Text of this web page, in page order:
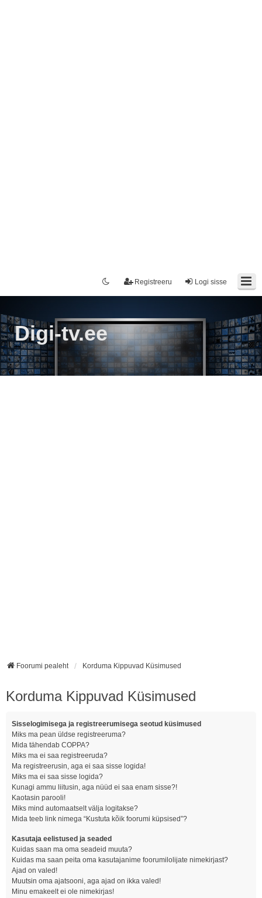
Logi sisse
Registreeru
Digi-tv.ee
Foorumi pealeht Korduma Kippuvad Küsimused
Korduma Kippuvad Küsimused
Sisselogimisega ja registreerumisega seotud küsimused
Miks ma pean üldse registreeruma?
Mida tähendab COPPA?
Miks ma ei saa registreeruda?
Ma registreerusin, aga ei saa sisse logida!
Miks ma ei saa sisse logida?
Kunagi ammu liitusin, aga nüüd ei saa enam sisse?!
Kaotasin parooli!
Miks mind automaatselt välja logitakse?
Mida teeb link nimega “Kustuta kõik foorumi küpsised”?
Kasutaja eelistused ja seaded
Kuidas saan ma oma seadeid muuta?
Kuidas ma saan peita oma kasutajanime foorumilolijate nimekirjast?
Ajad on valed!
Muutsin oma ajatsooni, aga ajad on ikka valed!
Minu emakeelt ei ole nimekirjas!